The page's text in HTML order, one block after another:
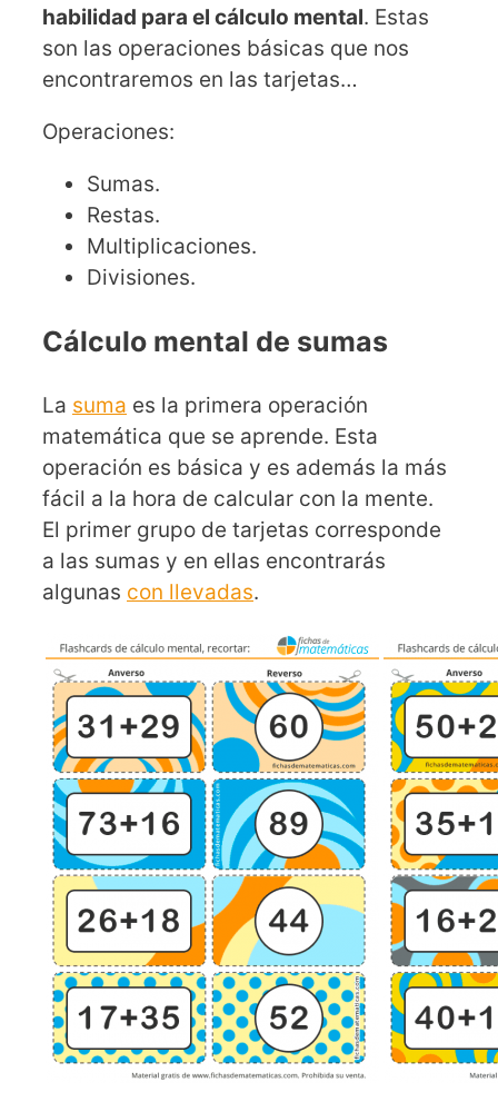
habilidad para el cálculo mental. Estas
son las operaciones básicas que nos
encontraremos en las tarjetas…
Operaciones:
Sumas.
Restas.
Multiplicaciones.
Divisiones.
Cálculo mental de sumas
La suma es la primera operación
matemática que se aprende. Esta
operación es básica y es además la más
fácil a la hora de calcular con la mente.
El primer grupo de tarjetas corresponde
a las sumas y en ellas encontrarás
algunas con llevadas.